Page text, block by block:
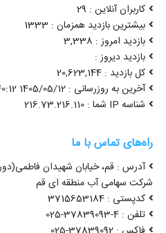
کاربران آنلاین : 29
بیشترین بازدید همزمان : 1333
بازدید امروز : 3,338
بازدید دیروز :
کل بازدید : 20,623,144
آخرین به روزرسانی : 1405/05/12 11:40:12
شناسه IP شما : 216.73.216.110
راه‌های تماس با ما
آدرس : قم، خیابان شهیدان
شرکت سهامی آب منطقه ای قم
کدپستی : 3715653184
تلفن : 4-37839093-025